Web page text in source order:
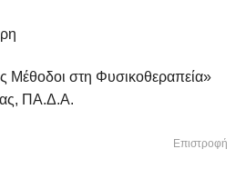
Μέθοδοι στη Φυσικοθεραπεία»
ΠΑ.Δ.Α.
Επιστροφή